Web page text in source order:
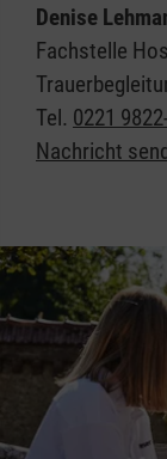
Denise
Fachstelle
Tel. 0221
Nachricht